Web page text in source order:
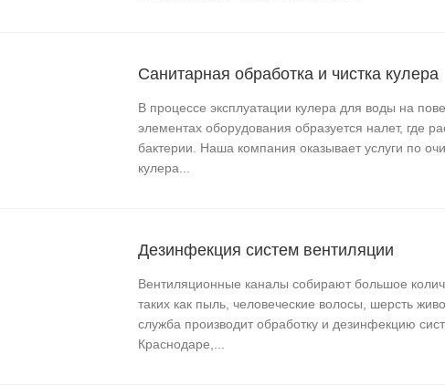
Санитарная обработка и чистка кулера
В процессе эксплуатации кулера для воды на
элементах оборудования образуется налет, где
бактерии. Наша компания оказывает услуги по
кулера...
Дезинфекция систем вентиляции
Вентиляционные каналы собирают большое
таких как пыль, человеческие волосы, шерсть
служба производит обработку и дезинфекцию
Краснодаре,...